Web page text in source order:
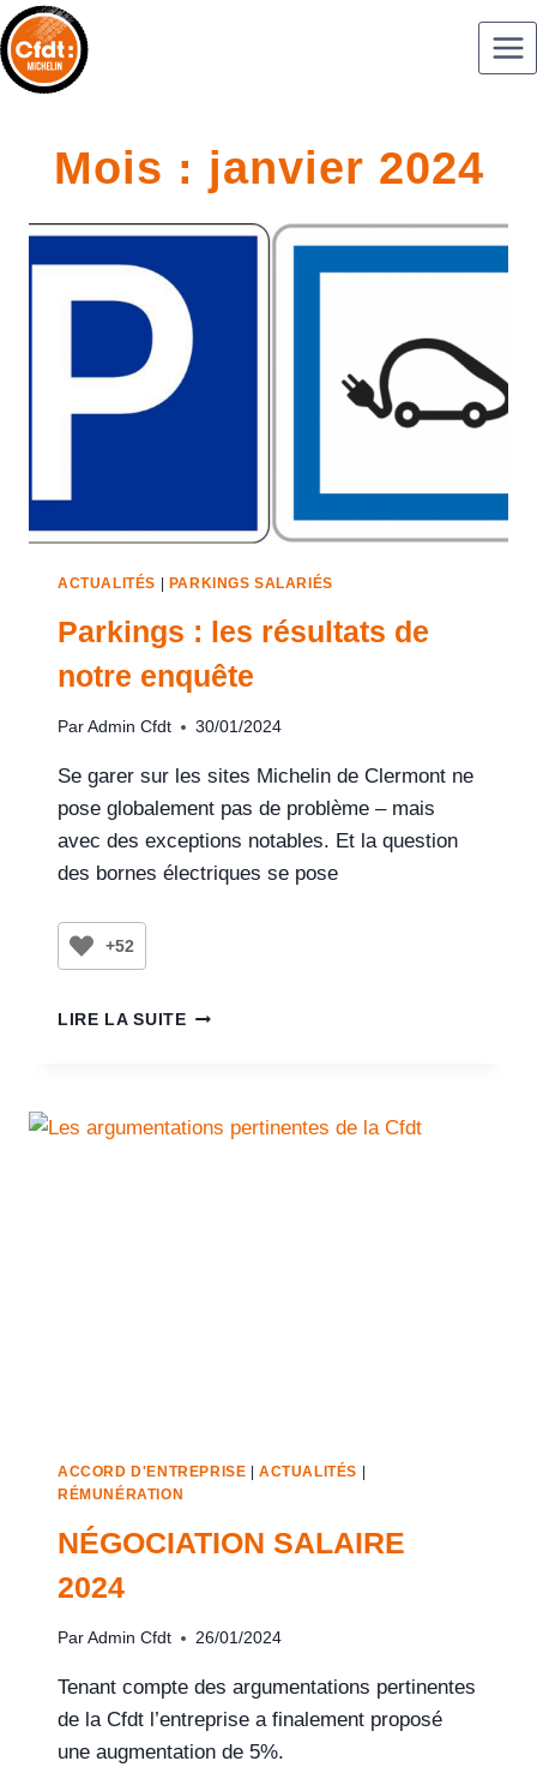
Mois : janvier 2024
ACTUALITÉS | PARKINGS SALARIÉS
Parkings : les résultats de
notre enquête
Par Admin Cfdt 30/01/2024
Se garer sur les sites Michelin de Clermont ne
pose globalement pas de problème – mais
avec des exceptions notables. Et la question
des bornes électriques se pose
+52
LIRE LA SUITE
ACCORD D'ENTREPRISE |ACTUALITÉS |
RÉMUNÉRATION
NÉGOCIATION SALAIRE
2024
Par Admin Cfdt 26/01/2024
Tenant compte des argumentations pertinentes
de la Cfdt l’entreprise a finalement proposé
une augmentation de 5%.